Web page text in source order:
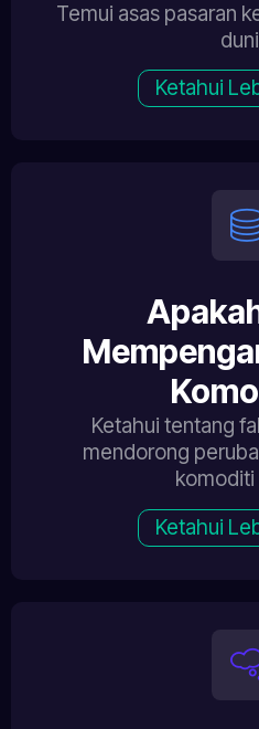
Temui asas pasaran
Ketahui
Ketahui tentang
mendorong
komoditi
Ketahui